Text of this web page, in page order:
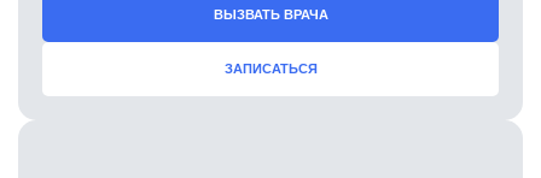
ВЫЗВАТЬ ВРАЧА
ЗАПИСАТЬСЯ